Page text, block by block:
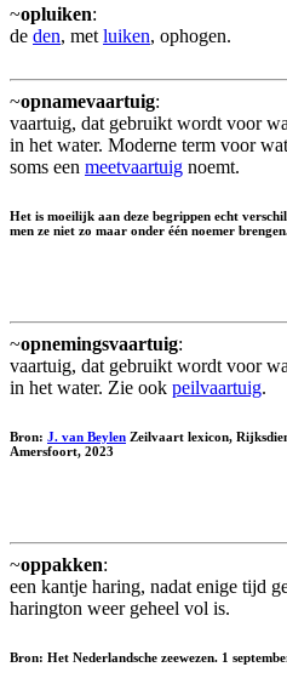
~opluiken:
de den, met luiken, ophogen.
~opnamevaartuig:
vaartuig, dat gebruikt wordt voor
in het water. Moderne term voor
soms een meetvaartuig noemt.
Het is moeilijk aan deze begrippen echt
men ze niet zo maar onder één noemer
~opnemingsvaartuig:
vaartuig, dat gebruikt wordt voor
in het water. Zie ook peilvaartuig.
Bron: J. van Beylen Zeilvaart lexicon,
Amersfoort, 2023
~oppakken:
een kantje haring, nadat enige tijd
harington weer geheel vol is.
Bron: Het Nederlandsche zeewezen. 1